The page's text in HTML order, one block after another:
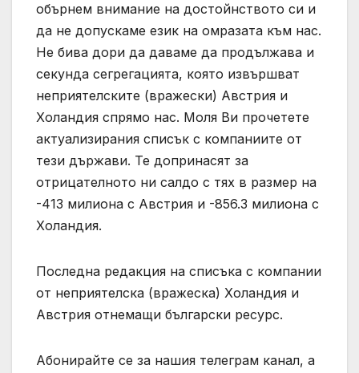
обърнем внимание на достойнството си и
да не допускаме език на омразата към нас.
Не бива дори да даваме да продължава и
секунда сегрегацията, която извършват
неприятелските (вражески) Австрия и
Холандия спрямо нас. Моля Ви прочетете
актуализирания списък с компаниите от
тези държави. Те допринасят за
отрицателното ни салдо с тях в размер на
-413 милиона с Австрия и -856.3 милиона с
Холандия.
Последна редакция на списъка с компании
от неприятелска (вражеска) Холандия и
Австрия отнемащи български ресурс.
Абонирайте се за нашия телеграм канал, а